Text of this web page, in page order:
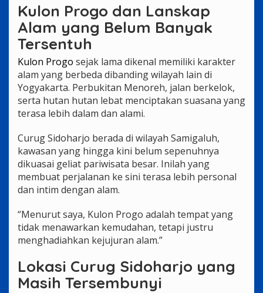
Kulon Progo dan Lanskap
Alam yang Belum Banyak
Tersentuh
Kulon Progo sejak lama dikenal memiliki karakter
alam yang berbeda dibanding wilayah lain di
Yogyakarta. Perbukitan Menoreh, jalan berkelok,
serta hutan hutan lebat menciptakan suasana yang
terasa lebih dalam dan alami.
Curug Sidoharjo berada di wilayah Samigaluh,
kawasan yang hingga kini belum sepenuhnya
dikuasai geliat pariwisata besar. Inilah yang
membuat perjalanan ke sini terasa lebih personal
dan intim dengan alam.
“Menurut saya, Kulon Progo adalah tempat yang
tidak menawarkan kemudahan, tetapi justru
menghadiahkan kejujuran alam.”
Lokasi Curug Sidoharjo yang
Masih Tersembunyi